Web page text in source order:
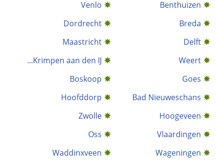
Benthuizen
Venlo
Breda
Dordrecht
Delft
Maastricht
Weert
Krimpen aan den IJ...
Goes
Boskoop
Bad Nieuweschans
Hoofddorp
Hoogeveen
Zwolle
Vlaardingen
Oss
Wageningen
Waddinxveen